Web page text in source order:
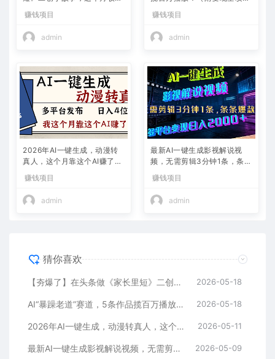
2w+
赚钱项目
admin
略）
赚钱项目
admin
2026年AI一键生成，动漫转
真人，这个月靠这个AI赚了2
赚钱项目
admin
最新AI一键生成影视解说视
频，无需剪辑3分钟1条，条条
+
赚钱项目
admin
猜你喜欢
【夯爆了】在头条做《家长里短》二创小故事，这个月收益2w+ 2026-05-18
AI“暴躁老道”赛道，5条作品揽百万播放！（附变现全攻略） 2026-05-18
2026年AI一键生成，动漫转真人，这个月靠这个AI赚了2W+ 2026-05-11
最新AI一键生成影视解说视频，无需剪辑3分钟1条，条条爆款，多平台变现日入2000+ 2026-05-09